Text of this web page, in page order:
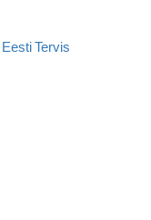
Eesti Tervis